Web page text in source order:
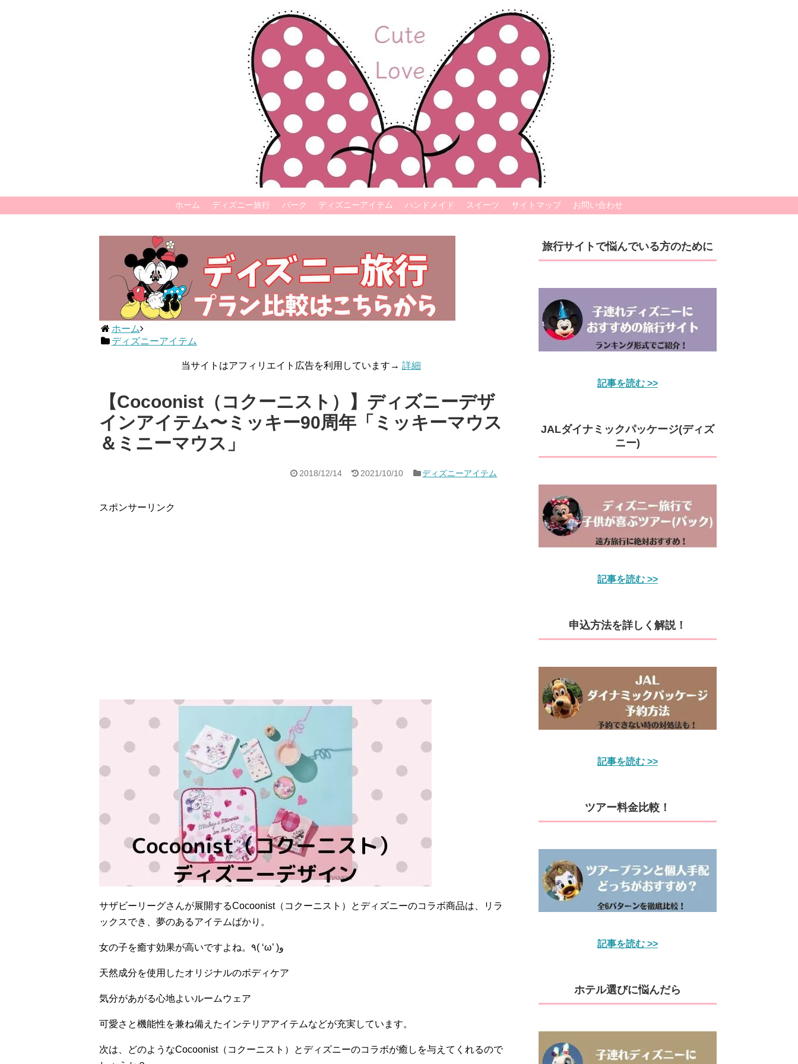
ホーム ディズニー旅行 パーク ディズニーアイテム ハンドメイド スイーツ サイトマップ お問い合わせ
ホーム
ディズニーアイテム
当サイトはアフィリエイト広告を利用しています→ 詳細
【Cocoonist（コクーニスト）】ディズニーデザ
インアイテム〜ミッキー90周年「ミッキーマウス
＆ミニーマウス」
2018/12/14 2021/10/10 ディズニーアイテム
スポンサーリンク
サザビーリーグさんが展開するCocoonist（コクーニスト）とディズニーのコラボ商品は、リラ
ックスでき、夢のあるアイテムばかり。
女の子を癒す効果が高いですよね。٩( ‘ω’ )و
天然成分を使用したオリジナルのボディケア
気分があがる心地よいルームウェア
可愛さと機能性を兼ね備えたインテリアアイテムなどが充実しています。
次は、どのようなCocoonist（コクーニスト）とディズニーのコラボが癒しを与えてくれるので
旅行サイトで悩んでいる方のために
記事を読む >>
JALダイナミックパッケージ(ディズ
ニー)
記事を読む >>
申込方法を詳しく解説！
記事を読む >>
ツアー料金比較！
記事を読む >>
ホテル選びに悩んだら